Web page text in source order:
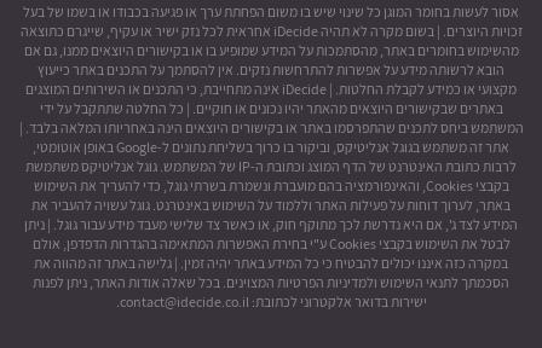
אסור לעשות בחומר המוגן כל שינוי שיש בו משום הפחתת ערך או פגיעה בכבודו או בשמו של בעל
זכויות היוצרים. | בשום מקרה לא תהיה iDecide אחראית לכל נזק ישיר או עקיף, שייגרם כתוצאה
מהשימוש בחומרים באתר, מהסתמכות על המידע שמופיע בו או בקישורים היוצאים ממנו, גם אם
הובא לרשותה מידע על אפשרות להתרחשות נזקים. אין להסתמך על התכנים באתר כייעוץ
מקצועי או כמידע לקבלת החלטות. | iDecide אינה מתחייבת, כי התכנים או השירותים המוצגים
באתרים שבקישורים היוצאים מהאתר יהיו נכונים או חוקיים. | כל החלטה שתתקבל על ידי
המשתמש ביחס לתכנים שהתפרסמו באתר או בקישורים היוצאים הינה באחריותו המלאה בלבד. |
אתר זה משתמש בגוגל אנליטיקס, וביקור בו כרוך בשליחת נתונים ל-Google באופן אוטומטי,
לרבות כתובת האינטרנט של הדף המוצג וכתובת ה-IP של המשתמש. גוגל אנליטיקס משתמשת
בקבצי Cookies, והאינפורמציה בהם מועברת ונשמרת בשרתי גוגל, כדי להעריך את השימוש
באתר, לערוך דוחות על פעילות האתר וללמוד על השימוש באינטרנט. גוגל עשויה להעביר את
המידע לצד ג', אם היא נדרשת לכך מתוקף חוק, או כאשר צד שלישי מעבד מידע עבור גוגל. | ניתן
לבטל את השימוש בקבצי Cookies ע"י בחירת האפשרות המתאימה בהגדרות הדפדפן, אולם
במקרה כזה איננו יכולים להבטיח כי כל המידע באתר יהיה זמין. | גלישה באתר זה מהווה את
הסכמתך לתנאי השימוש ולמדיניות הפרטיות המצוינים. בכל שאלה אודות האתר, ניתן לפנות
ישירות בדואר אלקטרוני לכתובת: contact@idecide.co.il.